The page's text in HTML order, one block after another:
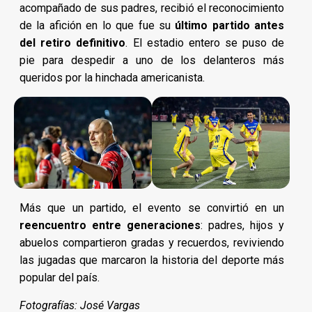
acompañado de sus padres, recibió el reconocimiento
de la afición en lo que fue su último partido antes
del retiro definitivo. El estadio entero se puso de
pie para despedir a uno de los delanteros más
queridos por la hinchada americanista.
Más que un partido, el evento se convirtió en un
reencuentro entre generaciones: padres, hijos y
abuelos compartieron gradas y recuerdos, reviviendo
las jugadas que marcaron la historia del deporte más
popular del país.
Fotografías: José Vargas